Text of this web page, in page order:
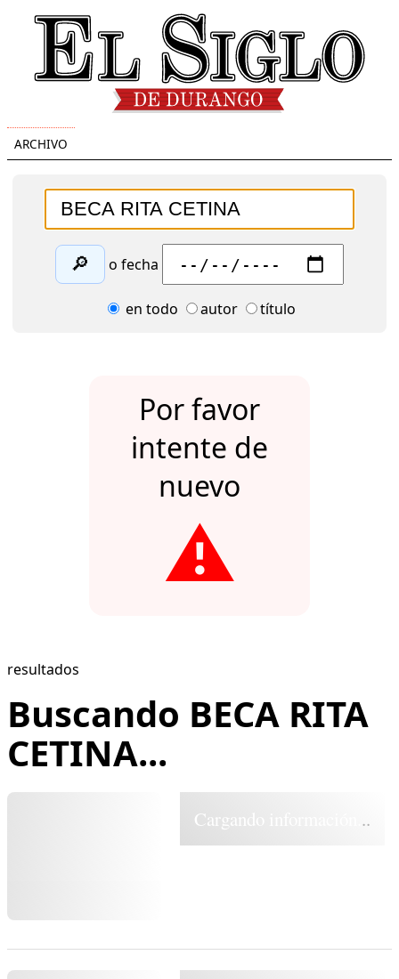
ARCHIVO
🔎 o fecha
en todo autor título
Por favor
intente de
nuevo
⚠️
resultados
Buscando BECA RITA
CETINA...
Cargando información...